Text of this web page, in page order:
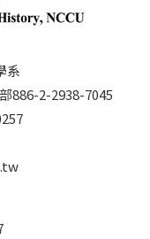
系
886-2-2938-7045